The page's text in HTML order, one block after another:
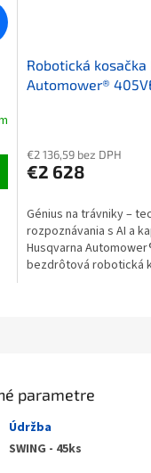
Robotická kosačka
Automower®
€2 136,59 bez DPH
€2 628
Génius na trávniky –
rozpoznávania s AI a
Husqvarna
bezdrôtová robotická
parametre
Údržba
SWING - 45ks